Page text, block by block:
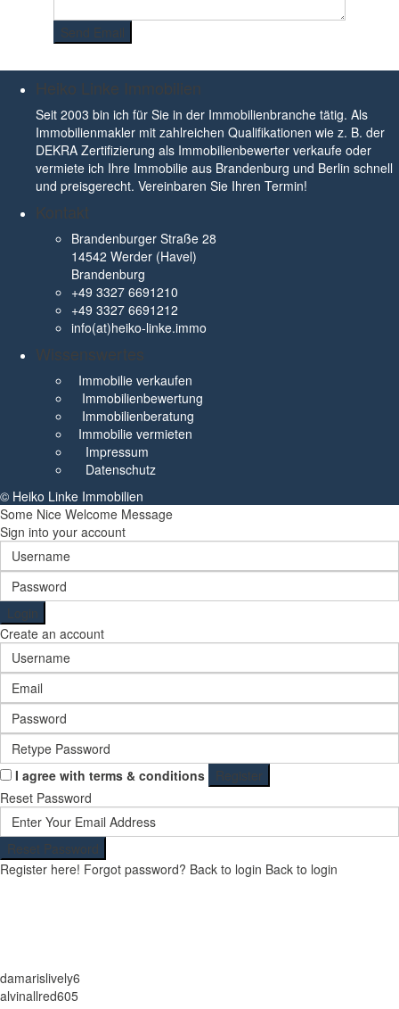
Heiko Linke Immobilien
Seit 2003 bin ich für Sie in der Immobilienbranche tätig. Als
Immobilienmakler mit zahlreichen Qualifikationen wie z. B. der
DEKRA Zertifizierung als Immobilienbewerter verkaufe oder
vermiete ich Ihre Immobilie aus Brandenburg und Berlin schnell
und preisgerecht. Vereinbaren Sie Ihren Termin!
Kontakt
Brandenburger Straße 28
14542 Werder (Havel)
Brandenburg
+49 3327 6691210
+49 3327 6691212
info(at)heiko-linke.immo
Wissenswertes
Immobilie verkaufen
Immobilienbewertung
Immobilienberatung
Immobilie vermieten
Impressum
Datenschutz
© Heiko Linke Immobilien
Some Nice Welcome Message
Sign into your account
Login
Create an account
I agree with terms & conditions
Register
Reset Password
Reset Password
Register here! Forgot password? Back to login Back to login
damarislively6
alvinallred605